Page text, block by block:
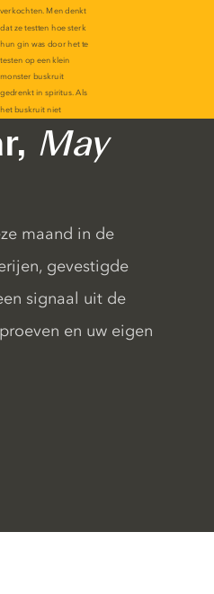
May
maand in de
gevestigde
signaal uit de
en uw eigen